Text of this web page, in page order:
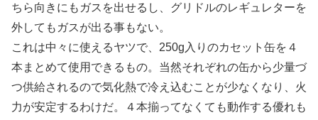
ちら向きにもガスを出せるし、グリドルのレギュレターを
外してもガスが出る事もない。
これは中々に使えるヤツで、250g入りのカセット缶を４
本まとめて使用できるもの。当然それぞれの缶から少量づ
つ供給されるので気化熱で冷え込むことが少なくなり、火
力が安定するわけだ。４本揃ってなくても動作する優れも